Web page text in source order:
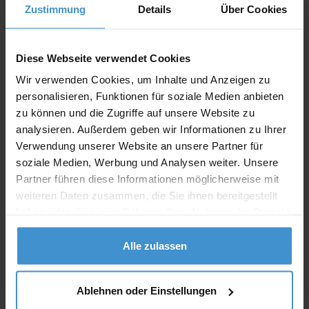
Zustimmung Details Über Cookies
Diese Webseite verwendet Cookies
Wir verwenden Cookies, um Inhalte und Anzeigen zu
personalisieren, Funktionen für soziale Medien anbieten
zu können und die Zugriffe auf unsere Website zu
analysieren. Außerdem geben wir Informationen zu Ihrer
Verwendung unserer Website an unsere Partner für
soziale Medien, Werbung und Analysen weiter. Unsere
Partner führen diese Informationen möglicherweise mit
weiteren Daten zusammen, die Sie ihnen bereitgestellt
gesammelt haben.
Alle zulassen
Ablehnen oder Einstellungen
Lieferzeiten
Artikel mit Werbeanbringung: ca. 10 Werktage
Muster mit Ihrer
Werbeanbringung zur Freigabe
der Produktion:
ca. 10 Werktage
Artikel ohne Werbeanbringung: ca. 3 - 5 Werktage
Muster: ca. 3 - 5 Werktage
Muster bestellen
Artikelnummer:
RFS60160
SPECTACULATOR